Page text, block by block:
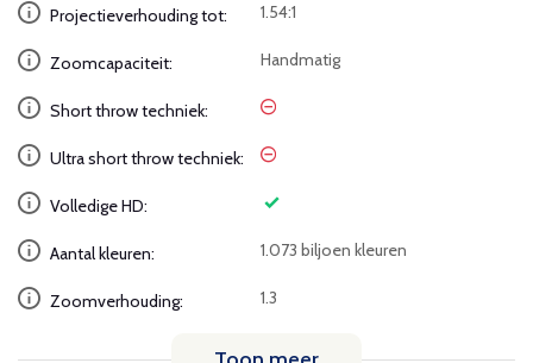
Projectieverhouding tot: 1.54:1
Zoomcapaciteit: Handmatig
Short throw techniek:
Ultra short throw techniek:
Volledige HD:
Aantal kleuren: 1.073 biljoen kleuren
Zoomverhouding: 1.3